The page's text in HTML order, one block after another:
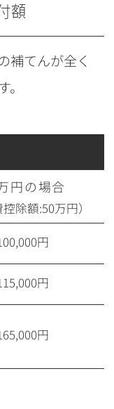
額
補てんが全く
円の場合
控除額:50万円）
円
円
円